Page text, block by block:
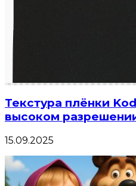
Текстура плёнки
высоком
15.09.2025